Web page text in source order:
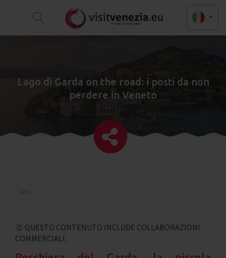
Lago di Garda on the road: i posti da non
perdere in Veneto
🥇 QUESTO CONTENUTO INCLUDE COLLABORAZIONI
COMMERCIALI.